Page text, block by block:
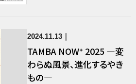
2024.11.13
TAMBA NOW⁺ 2025 ―変
わらぬ風景、進化するやき
もの―